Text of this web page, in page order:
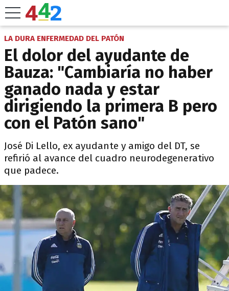
LA DURA ENFERMEDAD DEL PATÓN
El dolor del ayudante de
Bauza: "Cambiaría no haber
ganado nada y estar
dirigiendo la primera B pero
con el Patón sano"
José Di Lello, ex ayudante y amigo del DT, se
refirió al avance del cuadro neurodegenerativo
que padece.